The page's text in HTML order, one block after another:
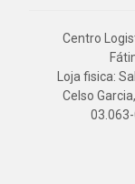
Centro
Loja fisica:
Celso